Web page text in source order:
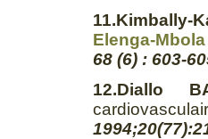
11.Kimbally-
Elenga-
68 (6) : 603-
12.Diallo